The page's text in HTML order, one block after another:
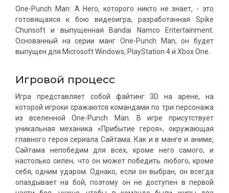
One-Punch Man: A Hero, которого никто не знает, - это
готовящаяся к бою видеоигра, разработанная Spike
Chunsoft и выпущенная Bandai Namco Entertainment.
Основанный на серии манг One-Punch Man, он будет
выпущен для Microsoft Windows, PlayStation 4 и Xbox One.
Игровой процесс
Игра представляет собой файтинг 3D на арене, на
которой игроки сражаются командами по три персонажа
из вселенной One-Punch Man. В игре присутствует
уникальная механика «Прибытие героя», окружающая
главного героя сериала Сайтама. Как и в манге и аниме,
Сайтама непобедим для всех, кроме него самого, и
настолько силен, что он может победить любого, кроме
себя, одним ударом. Однако, если он выбран, он всегда
опаздывает на бой, поэтому он не доступен в первой